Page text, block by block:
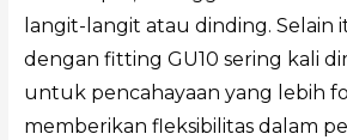
langit-langit atau dinding. Selain
dengan fitting GU10 sering kali
untuk pencahayaan yang lebih
memberikan fleksibilitas dalam